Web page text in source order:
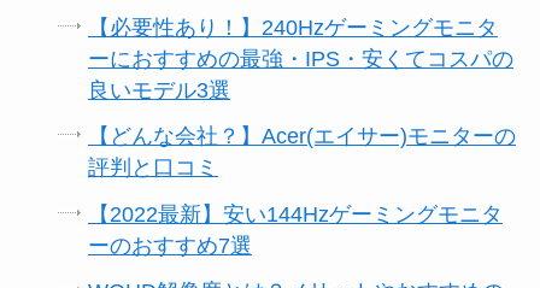
【必要性あり！】240Hzゲーミングモニタ
ーにおすすめの最強・IPS・安くてコスパの
良いモデル3選
【どんな会社？】Acer(エイサー)モニターの
評判と口コミ
【2022最新】安い144Hzゲーミングモニタ
ーのおすすめ7選